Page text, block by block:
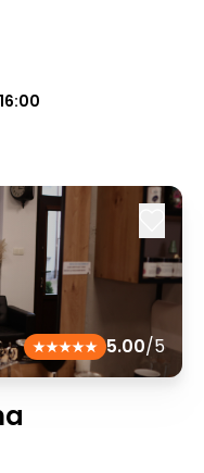
5.00/5